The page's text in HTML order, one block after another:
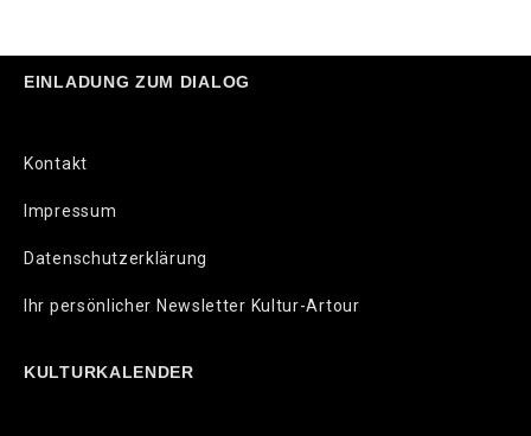
EINLADUNG ZUM DIALOG
Kontakt
Impressum
Datenschutzerklärung
Ihr persönlicher Newsletter Kultur-Artour
KULTURKALENDER